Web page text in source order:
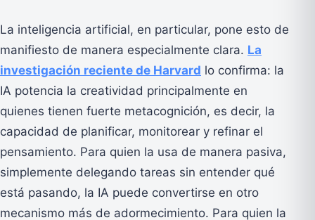
La inteligencia artificial, en particular, pone esto de
manifiesto de manera especialmente clara. La
investigación reciente de Harvard lo confirma: la
IA potencia la creatividad principalmente en
quienes tienen fuerte metacognición, es decir, la
capacidad de planificar, monitorear y refinar el
pensamiento. Para quien la usa de manera pasiva,
simplemente delegando tareas sin entender qué
está pasando, la IA puede convertirse en otro
mecanismo más de adormecimiento. Para quien la